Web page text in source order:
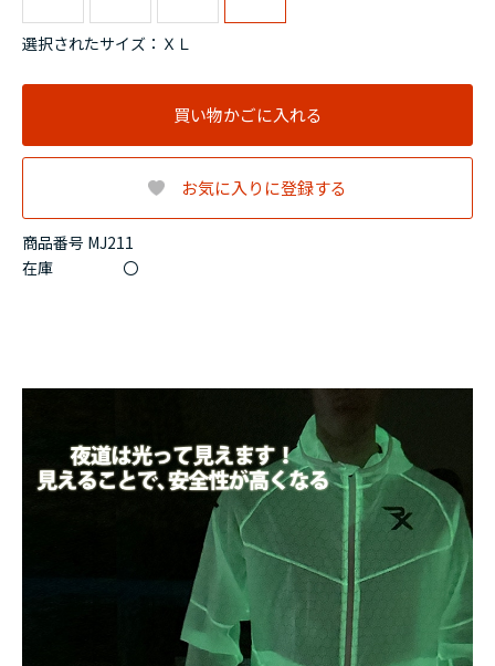
商品番号 MJ211
在庫 〇
選択されたサイズ：ＸＬ
買い物かごに入れる
お気に入りに登録する